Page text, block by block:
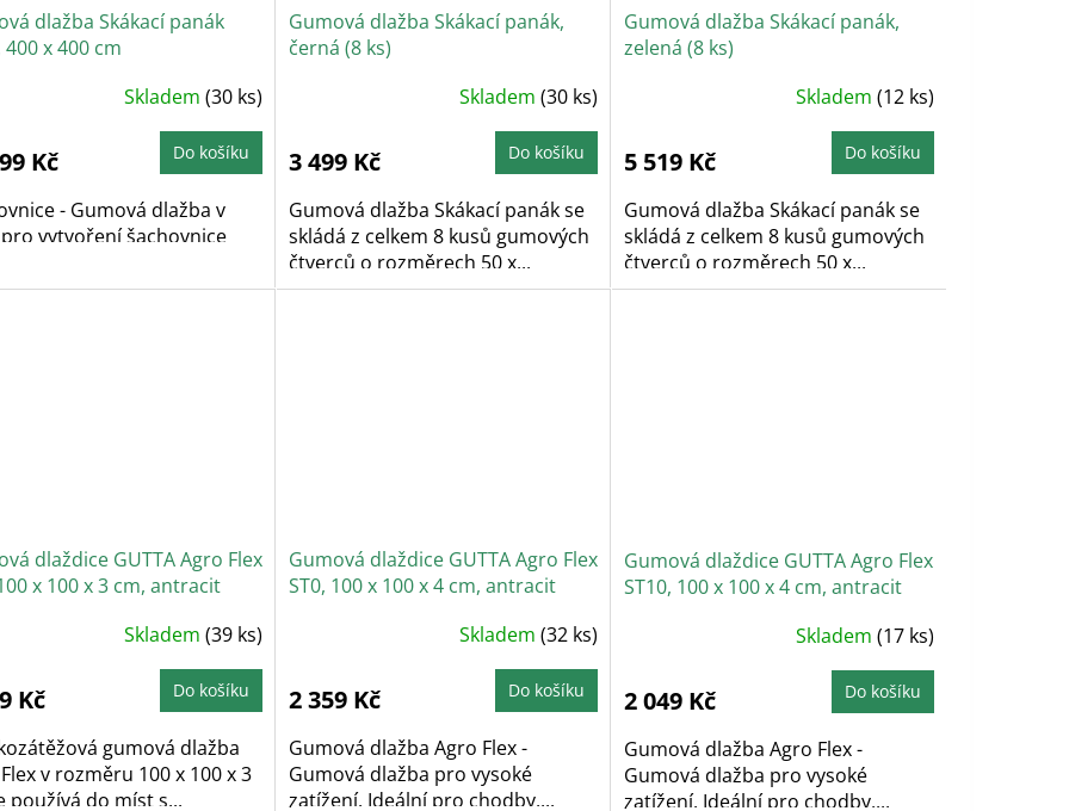
dlažba Skákací panák
400 x 400 cm
Skladem (30 ks)
Kč Do košíku
- Gumová dlažba v
vytvoření šachovnice
Gumová dlažba Skákací panák,
černá (8 ks)
Skladem (30 ks)
3 499 Kč Do košíku
Gumová dlažba Skákací panák se
skládá z celkem 8 kusů gumových
čtverců o rozměrech 50 x...
Gumová dlažba Skákací panák,
zelená (8 ks)
Skladem (12 ks)
5 519 Kč Do košíku
Gumová dlažba Skákací panák se
skládá z celkem 8 kusů gumových
čtverců o rozměrech 50 x...
dlaždice GUTTA Agro Flex
x 100 x 3 cm, antracit
Skladem (39 ks)
Kč Do košíku
gumová dlažba
v rozměru 100 x 100 x 3
používá do míst s...
Gumová dlaždice GUTTA Agro Flex
ST0, 100 x 100 x 4 cm, antracit
Skladem (32 ks)
2 359 Kč Do košíku
Gumová dlažba Agro Flex -
Gumová dlažba pro vysoké
zatížení. Ideální pro chodby,...
Gumová dlaždice GUTTA Agro Flex
ST10, 100 x 100 x 4 cm, antracit
Skladem (17 ks)
2 049 Kč Do košíku
Gumová dlažba Agro Flex -
Gumová dlažba pro vysoké
zatížení. Ideální pro chodby,...